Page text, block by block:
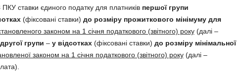
ПКУ ставки єдиного податку для платників першої групи
(фіксовані ставки) до розміру прожиткового мінімуму для
законом на 1 січня податкового (звітного) року(далі –
другої групи – у відсотках(фіксовані ставки) до розміру мінімальної
законом на 1 січня податкового (звітного) року(далі –